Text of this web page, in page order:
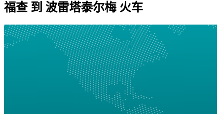
福查 到 波雷塔泰尔梅 火车